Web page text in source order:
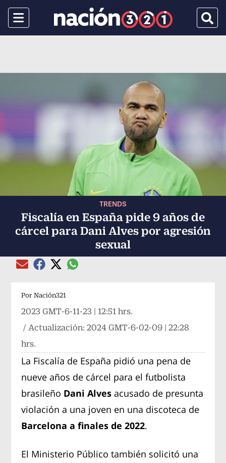
Menu
TRENDS
Fiscalía en España pide 9 años de
cárcel para Dani Alves por agresión
sexual
Compartir el artículo actual mediante Email
Compartir el artículo actual mediante Facebook
Compartir el artículo actual mediante Twitter
Compartir el artículo actual mediante
Por Nación321
2023 GMT-6-11-23 | 12:51 hrs.
/ Actualización:2024 GMT-6-02-09 | 22:28
hrs.
La Fiscalía de España pidió una pena de
nueve años de cárcel para el futbolista
brasileño Dani Alves acusado de presunta
violación a una joven en una discoteca de
Barcelona a finales de 2022.
El Ministerio Público también solicitó una